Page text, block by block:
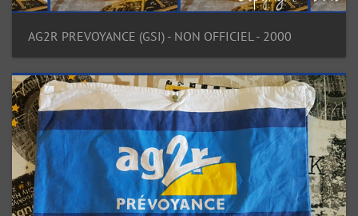
AG2R PREVOYANCE (GSI) - NON OFFICIEL - 2000